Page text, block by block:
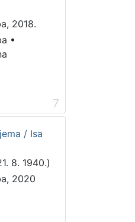
2018.
•
7
/ Isa
8. 1940.)
2020